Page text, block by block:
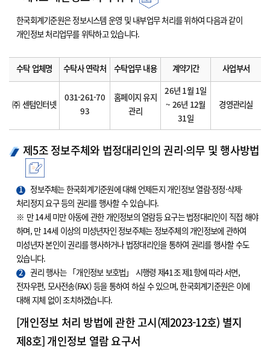
한국회계기준원은 정보시스템 운영 및 내부업무 처리를 위하여 다음과 같이
개인정보 처리업무를 위탁하고 있습니다.
수탁 업체명 수탁사 연락처 수탁업무 내용 계약기간 사업부서
㈜ 센텀인터넷
031-261-70
93
홈페이지 유지
관리
26년 1월 1일
~ 26년 12월
31일
경영관리실
제5조 정보주체와 법정대리인의 권리·의무 및 행사방법
1
정보주체는 한국회계기준원에 대해 언제든지 개인정보 열람·정정·삭제·
처리정지 요구 등의 권리를 행사할 수 있습니다.
※ 만 14세 미만 아동에 관한 개인정보의 열람등 요구는 법정대리인이 직접 해야
하며, 만 14세 이상의 미성년자인 정보주체는 정보주체의 개인정보에 관하여
미성년자 본인이 권리를 행사하거나 법정대리인을 통하여 권리를 행사할 수도
있습니다.
2
권리 행사는 「개인정보 보호법」 시행령 제41조 제1항에 따라 서면,
전자우편, 모사전송(FAX) 등을 통하여 하실 수 있으며, 한국회계기준원은 이에
대해 지체 없이 조치하겠습니다.
[개인정보 처리 방법에 관한 고시(제2023-12호) 별지
제8호] 개인정보 열람 요구서